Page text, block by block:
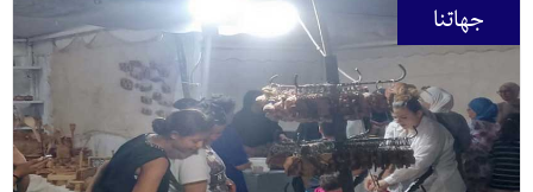
جهاتنا